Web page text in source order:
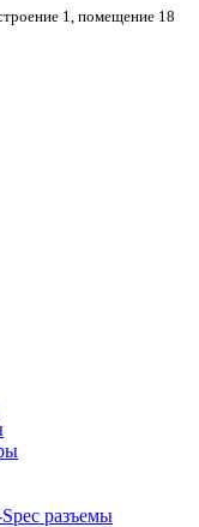
1, помещение 18
разъемы